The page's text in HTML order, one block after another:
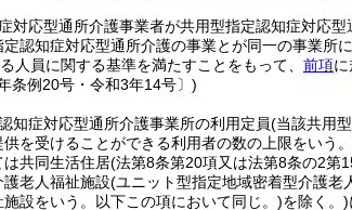
対応型通所介護事業者が共用型指定認知症対応
認知症対応型通所介護の事業とが同一の事業所
人員に関する基準を満たすことをもって、 前項
条例20号・令和3年14号〕)
知症対応型通所介護事業所の利用定員(当該共用
を受けることができる利用者の数の上限をいう
共同生活住居(法第8条第20項又は法第8条の2第
老人福祉施設(ユニット型指定地域密着型介護老
設をいう。以下この項において同じ。)を除く。)